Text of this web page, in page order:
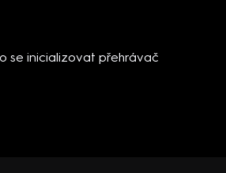
se inicializovat přehrávač